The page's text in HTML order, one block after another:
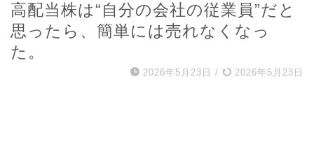
高配当株は“自分の会社の従業員”だと
思ったら、簡単には売れなくなっ
た。
2026年5月23日 / 2026年5月23日